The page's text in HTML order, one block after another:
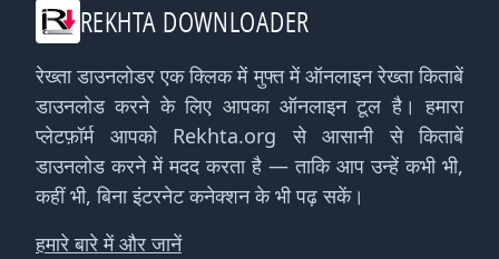
REKHTA DOWNLOADER
रेख्ता डाउनलोडर एक क्लिक में मुफ्त में ऑनलाइन रेख्ता किताबें
डाउनलोड करने के लिए आपका ऑनलाइन टूल है। हमारा
प्लेटफ़ॉर्म आपको Rekhta.org से आसानी से किताबें
डाउनलोड करने में मदद करता है — ताकि आप उन्हें कभी भी,
कहीं भी, बिना इंटरनेट कनेक्शन के भी पढ़ सकें।
हमारे बारे में और जानें